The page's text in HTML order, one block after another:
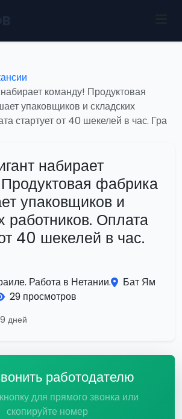
команду! Продуктовая
упаковщиков и складских
стартует от 40 шекелей в час. Гра
набирает
фабрика
упаковщиков и
работников. Оплата
40 шекелей в час.
Работа в Нетании.
Бат Ям
29 просмотров
дней
работодателю
для прямого звонка или
скопируйте номер